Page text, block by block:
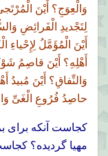
وَالْعِوَجِ؟ أَيْنَ
لِتَجْديدِ الْفَرائِضِ
أَيْنَ الْمُؤَمَّلُ
أَهْلِهِ؟ أَيْنَ قاصِمُ
وَالنِّفاقِ؟ أَيْنَ مُبيدُ
حاصِدُ فُرُوعِ الْغَىِّ
كجاست آنكه براى
مهيا گرديده؟